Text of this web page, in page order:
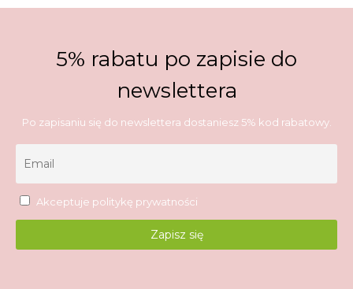
5% rabatu po zapisie do
newslettera
Po zapisaniu się do newslettera dostaniesz 5% kod rabatowy.
Akceptuje politykę prywatności